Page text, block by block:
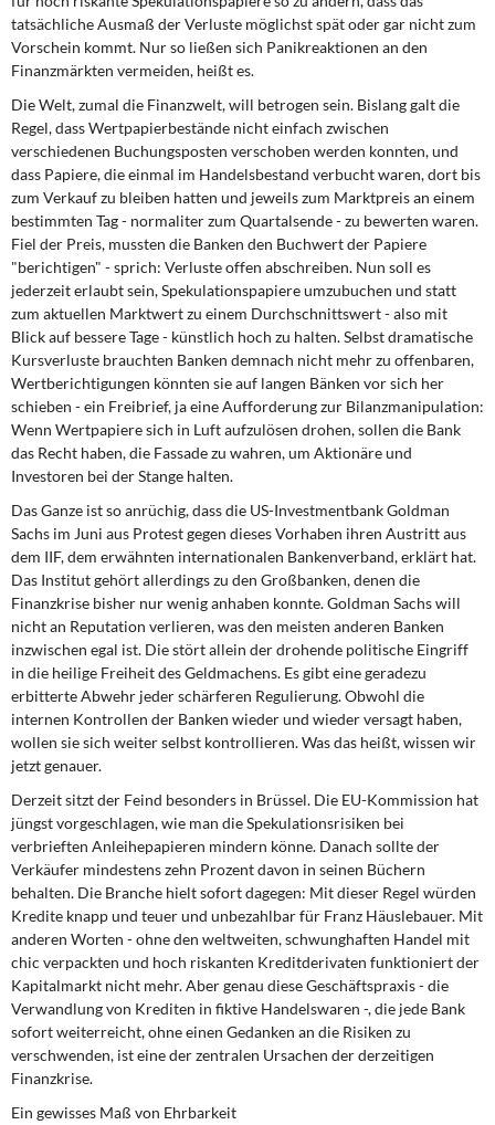
tatsächliche Ausmaß der Verluste möglichst spät oder gar nicht zum
Vorschein kommt. Nur so ließen sich Panikreaktionen an den
Finanzmärkten vermeiden, heißt es.
Die Welt, zumal die Finanzwelt, will betrogen sein. Bislang galt die
Regel, dass Wertpapierbestände nicht einfach zwischen
verschiedenen Buchungsposten verschoben werden konnten, und
dass Papiere, die einmal im Handelsbestand verbucht waren, dort bis
zum Verkauf zu bleiben hatten und jeweils zum Marktpreis an einem
bestimmten Tag - normaliter zum Quartalsende - zu bewerten waren.
Fiel der Preis, mussten die Banken den Buchwert der Papiere
"berichtigen" - sprich: Verluste offen abschreiben. Nun soll es
jederzeit erlaubt sein, Spekulationspapiere umzubuchen und statt
zum aktuellen Marktwert zu einem Durchschnittswert - also mit
Blick auf bessere Tage - künstlich hoch zu halten. Selbst dramatische
Kursverluste brauchten Banken demnach nicht mehr zu offenbaren,
Wertberichtigungen könnten sie auf langen Bänken vor sich her
schieben - ein Freibrief, ja eine Aufforderung zur Bilanzmanipulation:
Wenn Wertpapiere sich in Luft aufzulösen drohen, sollen die Bank
das Recht haben, die Fassade zu wahren, um Aktionäre und
Investoren bei der Stange halten.
Das Ganze ist so anrüchig, dass die US-Investmentbank Goldman
Sachs im Juni aus Protest gegen dieses Vorhaben ihren Austritt aus
dem IIF, dem erwähnten internationalen Bankenverband, erklärt hat.
Das Institut gehört allerdings zu den Großbanken, denen die
Finanzkrise bisher nur wenig anhaben konnte. Goldman Sachs will
nicht an Reputation verlieren, was den meisten anderen Banken
inzwischen egal ist. Die stört allein der drohende politische Eingriff
in die heilige Freiheit des Geldmachens. Es gibt eine geradezu
erbitterte Abwehr jeder schärferen Regulierung. Obwohl die
internen Kontrollen der Banken wieder und wieder versagt haben,
wollen sie sich weiter selbst kontrollieren. Was das heißt, wissen wir
jetzt genauer.
Derzeit sitzt der Feind besonders in Brüssel. Die EU-Kommission hat
jüngst vorgeschlagen, wie man die Spekulationsrisiken bei
verbrieften Anleihepapieren mindern könne. Danach sollte der
Verkäufer mindestens zehn Prozent davon in seinen Büchern
behalten. Die Branche hielt sofort dagegen: Mit dieser Regel würden
Kredite knapp und teuer und unbezahlbar für Franz Häuslebauer. Mit
anderen Worten - ohne den weltweiten, schwunghaften Handel mit
chic verpackten und hoch riskanten Kreditderivaten funktioniert der
Kapitalmarkt nicht mehr. Aber genau diese Geschäftspraxis - die
Verwandlung von Krediten in fiktive Handelswaren -, die jede Bank
sofort weiterreicht, ohne einen Gedanken an die Risiken zu
verschwenden, ist eine der zentralen Ursachen der derzeitigen
Finanzkrise.
Ein gewisses Maß von Ehrbarkeit